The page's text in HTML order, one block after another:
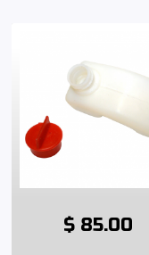
$ 85.00